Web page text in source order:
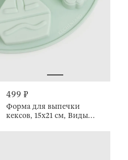
499 ₽
Форма для выпечки
кексов, 15x21 см, Виды